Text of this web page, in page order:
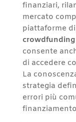
finanziari,
mercato
piattaforme
crowdfunding
consente
di accedere
La
strategia
errori più
finanziamento